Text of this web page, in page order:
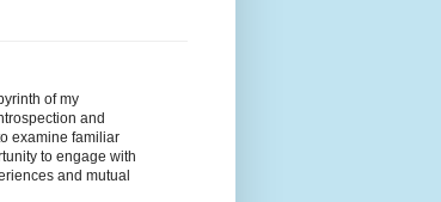
of my
and
examine familiar
to engage with
and mutual